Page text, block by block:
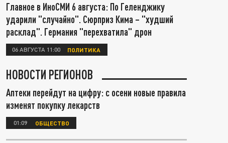
Главное в ИноСМИ 6 августа: По Геленджику
ударили "случайно". Сюрприз Кима – "худший
расклад". Германия "перехватила" дрон
06 АВГУСТА 11:00 ПОЛИТИКА
НОВОСТИ РЕГИОНОВ
Аптеки перейдут на цифру: с осени новые правила
изменят покупку лекарств
01:09 ОБЩЕСТВО